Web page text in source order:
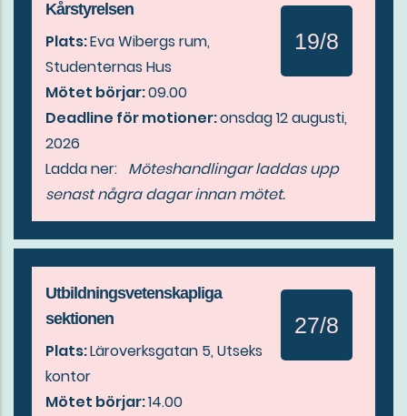
19/8
Kårstyrelsen
Plats:Eva Wibergs rum,
Studenternas Hus
Mötet börjar:09.00
Deadline för motioner:onsdag 12 augusti,
2026
Ladda ner: Möteshandlingar laddas upp
senast några dagar innan mötet.
27/8
Utbildningsvetenskapliga
sektionen
Plats:Läroverksgatan 5, Utseks
kontor
Mötet börjar:14.00